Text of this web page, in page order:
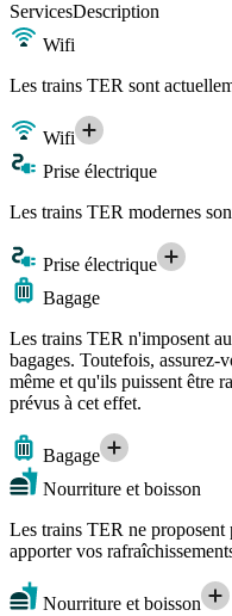
ServicesDescription
Wifi
Les trains TER sont
Wifi
Prise électrique
Les trains TER modernes
Prise électrique
Bagage
Les trains TER n'imposent
bagages. Toutefois, assurez-
même et qu'ils puissent être
prévus à cet effet.
Bagage
Nourriture et boisson
Les trains TER ne proposent
apporter vos
Nourriture et boisson